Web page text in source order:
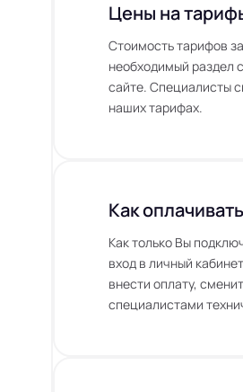
Цены на
Стоимость тарифов
необходимый раздел
сайте. Специалисты
наших тарифах.
Как
Как только Вы
вход в личный
внести оплату,
специалистами